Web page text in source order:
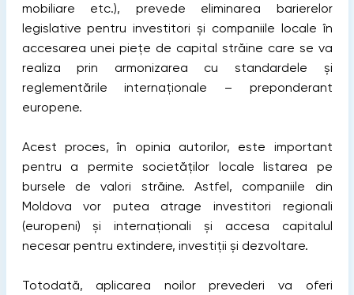
mobiliare etc.), prevede eliminarea barierelor
legislative pentru investitori și companiile locale în
accesarea unei piețe de capital străine care se va
realiza prin armonizarea cu standardele și
reglementările internaționale – preponderant
europene.
Acest proces, în opinia autorilor, este important
pentru a permite societăților locale listarea pe
bursele de valori străine. Astfel, companiile din
Moldova vor putea atrage investitori regionali
(europeni) și internaționali și accesa capitalul
necesar pentru extindere, investiții și dezvoltare.
Totodată, aplicarea noilor prevederi va oferi